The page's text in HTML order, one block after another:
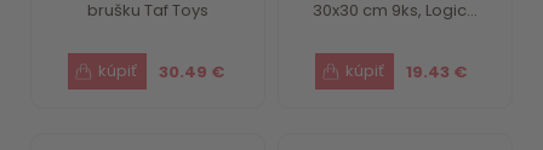
brušku Taf Toys
30.49 €
30x30 cm 9ks, Logic...
19.43 €